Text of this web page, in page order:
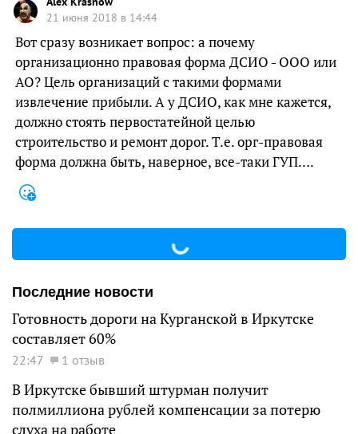
21 июня 2018 в 14:44
Вот сразу возникает вопрос: а почему
организационно правовая форма ДСИО - ООО или
АО? Цель организаций с такими формами
извлечение прибыли. А у ДСИО, как мне кажется,
должно стоять первостатейной целью
строительство и ремонт дорог. Т.е. орг-правовая
форма должна быть, наверное, все-таки ГУП….
Последние новости
Готовность дороги на Курганской в Иркутске
составляет 60%
22:47 1 отзыв
В Иркутске бывший штурман получит
полмиллиона рублей компенсации за потерю
слуха на работе